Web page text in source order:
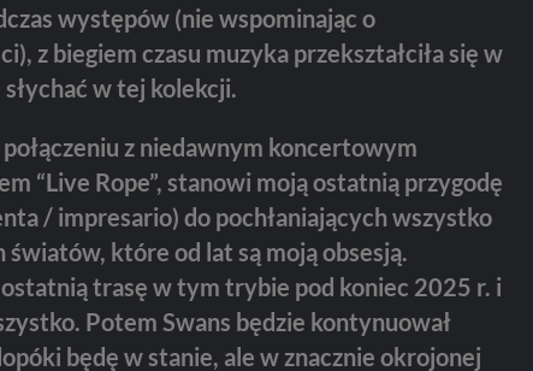
występów (nie wspominając o
z biegiem czasu muzyka przekształciła się w
w tej kolekcji.
z niedawnym koncertowym
“Live Rope”, stanowi moją ostatnią przygodę
/ impresario) do pochłaniających wszystko
które od lat są moją obsesją.
trasę w tym trybie pod koniec 2025 r. i
Potem Swans będzie kontynuował
będę w stanie, ale w znacznie okrojonej